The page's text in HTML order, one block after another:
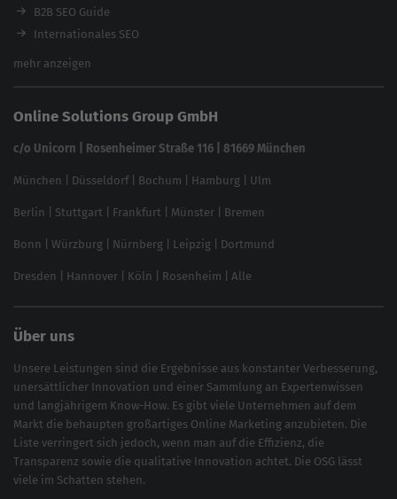
Ladezeiten-Check
Brand Protection Tool
Website SEO Check
feed2content.ai
B2B SEO Guide
Internationales SEO
eCommerce SEO
In ChatGPT gefunden werden
Linkbuilding 2025
Local SEO
SEO für Online Shops
Brand Monitoring 2025
mehr anzeigen
Online Solutions Group GmbH
c/o Unicorn | Rosenheimer Straße 116 | 81669 München
München Düsseldorf| Bochum Hamburg Ulm
Berlin Stuttgart Frankfurt Münster Bremen
Bonn Würzburg Nürnberg Leipzig Dortmund
Dresden Hannover Köln Rosenheim Alle
Über uns
Unsere Leistungen sind die Ergebnisse aus konstanter Verbesserung,
unersättlicher Innovation und einer Sammlung an Expertenwissen
und langjährigem Know-How. Es gibt viele Unternehmen auf dem
Markt die behaupten großartiges Online Marketing anzubieten. Die
Liste verringert sich jedoch, wenn man auf die Effizienz, die
Transparenz sowie die qualitative Innovation achtet. Die OSG lässt
viele im Schatten stehen.